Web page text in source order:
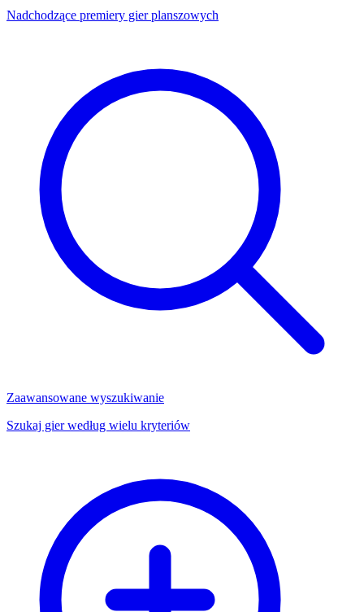
Nadchodzące premiery gier planszowych
Zaawansowane wyszukiwanie
Szukaj gier według wielu kryteriów